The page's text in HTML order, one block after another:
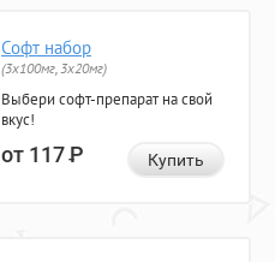
Софт набор
(3x100мг, 3x20мг)
Выбери софт-препарат на свой
вкус!
от 117Р Купить